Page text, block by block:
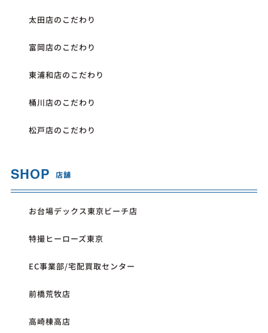
太田店のこだわり
富岡店のこだわり
東浦和店のこだわり
桶川店のこだわり
松戸店のこだわり
SHOP 店舗
お台場デックス東京ビーチ店
特撮ヒーローズ東京
EC事業部/宅配買取センター
前橋荒牧店
高崎棟高店